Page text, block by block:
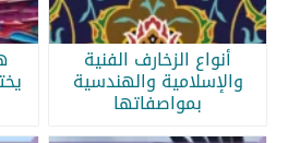
أنواع الزخارف الفنية
والإسلامية والهندسية
بمواصفاتها